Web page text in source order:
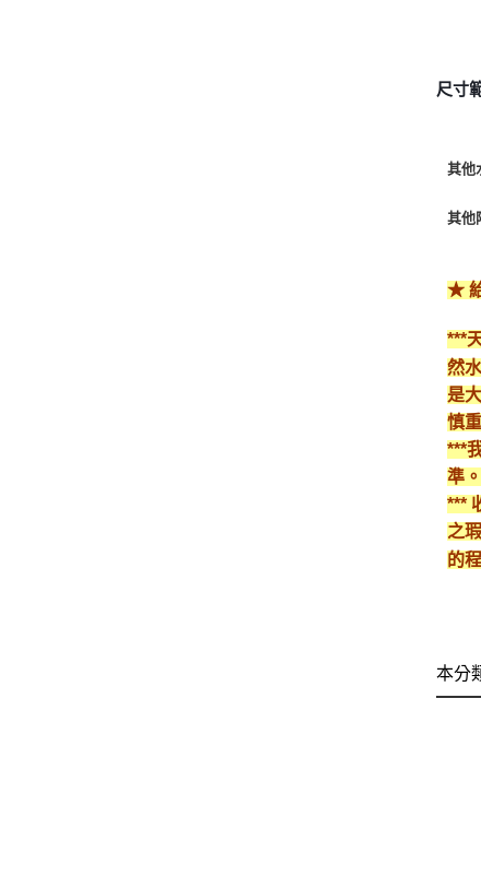
尺寸
其他
其他
★
***
然
是
慎
***
準。
***
之
的
本分